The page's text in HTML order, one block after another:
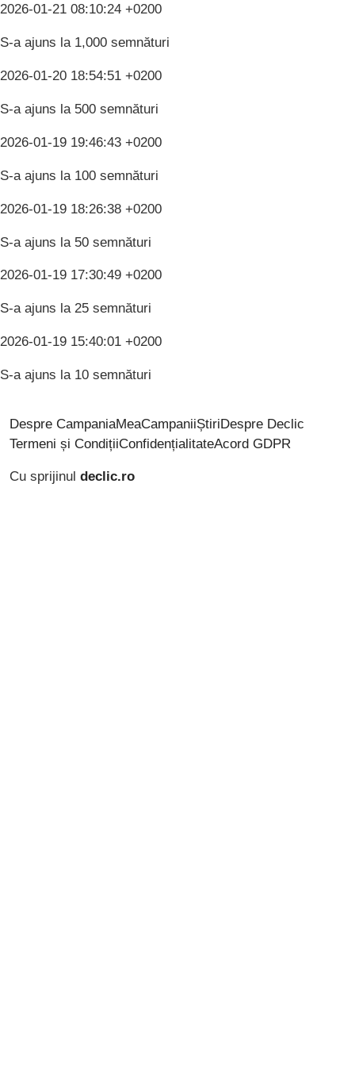
2026-01-21 08:10:24 +0200
S-a ajuns la 1,000 semnături
2026-01-20 18:54:51 +0200
S-a ajuns la 500 semnături
2026-01-19 19:46:43 +0200
S-a ajuns la 100 semnături
2026-01-19 18:26:38 +0200
S-a ajuns la 50 semnături
2026-01-19 17:30:49 +0200
S-a ajuns la 25 semnături
2026-01-19 15:40:01 +0200
S-a ajuns la 10 semnături
Despre CampaniaMeaCampaniiȘtiri Despre Declic
Termeni și CondițiiConfidențialitateAcord GDPR
Cu sprijinul declic.ro